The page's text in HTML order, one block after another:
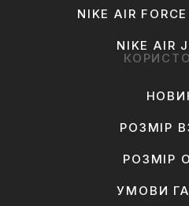
NIKE AIR
NIKE AIR
РОЗМІР
РОЗМІР
УМОВИ